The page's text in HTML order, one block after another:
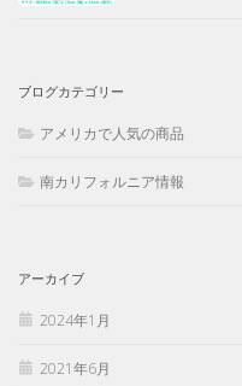
ブログカテゴリー
アメリカで人気の商品
南カリフォルニア情報
アーカイブ
2024年1月
2021年6月